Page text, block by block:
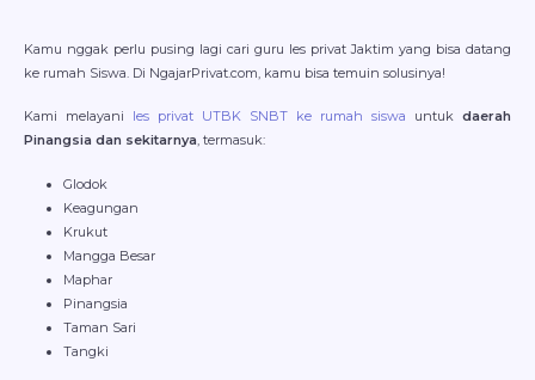
Kamu nggak perlu pusing lagi cari guru les privat Jaktim yang bisa datang
ke rumah Siswa. Di NgajarPrivat.com, kamu bisa temuin solusinya!
Kami melayani les privat UTBK SNBT ke rumah siswa untuk daerah
Pinangsia dan sekitarnya, termasuk:
Glodok
Keagungan
Krukut
Mangga Besar
Maphar
Pinangsia
Taman Sari
Tangki